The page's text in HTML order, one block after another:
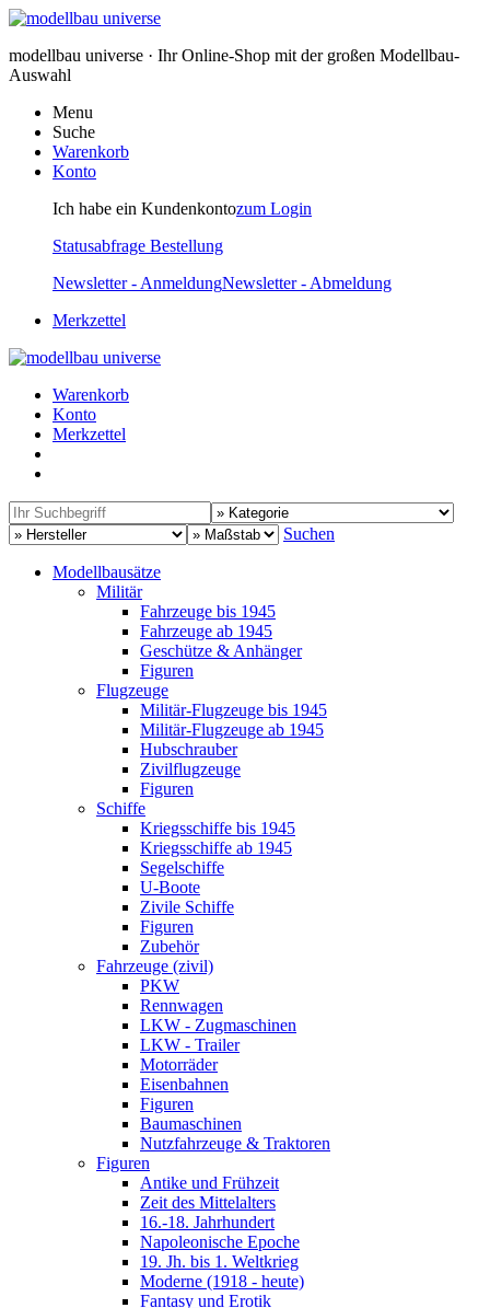
modellbau universe · Ihr Online-Shop mit der großen Modellbau-
Auswahl
Menu
Suche
Warenkorb
Konto
Ich habe ein Kundenkontozum Login
Statusabfrage Bestellung
Newsletter - AnmeldungNewsletter - Abmeldung
Merkzettel
Warenkorb
Konto
Merkzettel
Suchen
Modellbausätze
Militär
Fahrzeuge bis 1945
Fahrzeuge ab 1945
Geschütze & Anhänger
Figuren
Flugzeuge
Militär-Flugzeuge bis 1945
Militär-Flugzeuge ab 1945
Hubschrauber
Zivilflugzeuge
Figuren
Schiffe
Kriegsschiffe bis 1945
Kriegsschiffe ab 1945
Segelschiffe
U-Boote
Zivile Schiffe
Figuren
Zubehör
Fahrzeuge (zivil)
PKW
Rennwagen
LKW - Zugmaschinen
LKW - Trailer
Motorräder
Eisenbahnen
Figuren
Baumaschinen
Nutzfahrzeuge & Traktoren
Figuren
Antike und Frühzeit
Zeit des Mittelalters
16.-18. Jahrhundert
Napoleonische Epoche
19. Jh. bis 1. Weltkrieg
Moderne (1918 - heute)
Fantasy und Erotik